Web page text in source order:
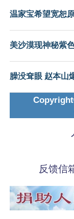
温家宝希望宽恕
美沙漠现神秘紫
臊没耷眼 赵本山
反馈信